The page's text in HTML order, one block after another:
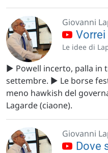
Giovanni
Vorrei
Le idee di
▶️ Powell incerto, palla in
settembre. ▶️ Le borse
meno hawkish del
Lagarde (ciaone).
Giovanni
Dove